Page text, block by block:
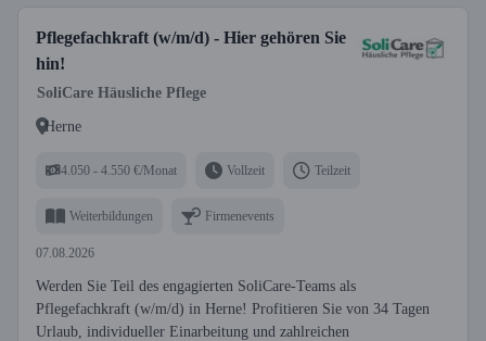
Pflegefachkraft (w/m/d) - Hier gehören Sie
hin!
SoliCare Häusliche Pflege
Herne
4.050 - 4.550 €/Monat Vollzeit Teilzeit
Weiterbildungen Firmenevents
07.08.2026
Werden Sie Teil des engagierten SoliCare-Teams als
Pflegefachkraft (w/m/d) in Herne! Profitieren Sie von 34 Tagen
Urlaub, individueller Einarbeitung und zahlreichen